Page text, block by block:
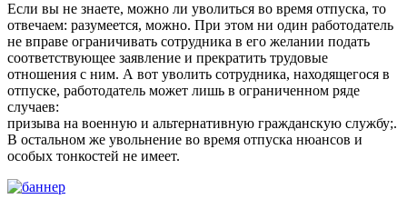
Если вы не знаете, можно ли уволиться во время отпуска, то
отвечаем: разумеется, можно. При этом ни один работодатель
не вправе ограничивать сотрудника в его желании подать
соответствующее заявление и прекратить трудовые
отношения с ним. А вот уволить сотрудника, находящегося в
отпуске, работодатель может лишь в ограниченном ряде
случаев:
призыва на военную и альтернативную гражданскую службу;.
В остальном же увольнение во время отпуска нюансов и
особых тонкостей не имеет.